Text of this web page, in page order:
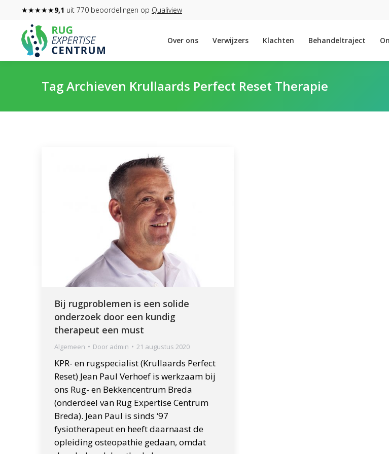
★★★★★9,1 uit 770 beoordelingen op Qualiview
Over ons Verwijzers Klachten Behandeltraject
Tag Archieven Krullaards Perfect Reset Therapie
Bij rugproblemen is een solide
onderzoek door een kundig
therapeut een must
Algemeen Door admin 21 augustus 2020
KPR- en rugspecialist (Krullaards Perfect
Reset) Jean Paul Verhoef is werkzaam bij
ons Rug- en Bekkencentrum Breda
(onderdeel van Rug Expertise Centrum
Breda). Jean Paul is sinds ‘97
fysiotherapeut en heeft daarnaast de
opleiding osteopathie gedaan, omdat